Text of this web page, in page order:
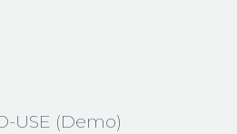
USE (Demo)